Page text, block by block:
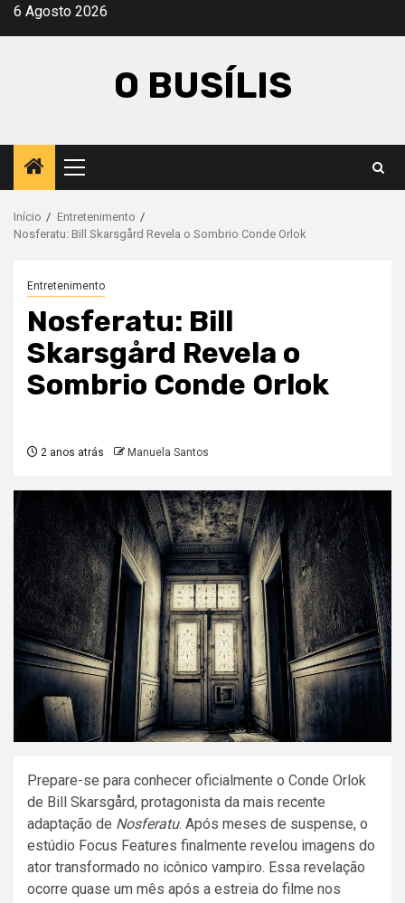
Avançar
6 Agosto 2026
O BUSÍLIS
Menu
principal
Início
Entretenimento
Nosferatu: Bill Skarsgård Revela o Sombrio Conde Orlok
Entretenimento
Nosferatu: Bill
Skarsgård Revela o
Sombrio Conde Orlok
2 anos atrás Manuela Santos
Prepare-se para conhecer oficialmente o Conde Orlok
de Bill Skarsgård, protagonista da mais recente
adaptação de Nosferatu. Após meses de suspense, o
estúdio Focus Features finalmente revelou imagens do
ator transformado no icônico vampiro. Essa revelação
ocorre quase um mês após a estreia do filme nos